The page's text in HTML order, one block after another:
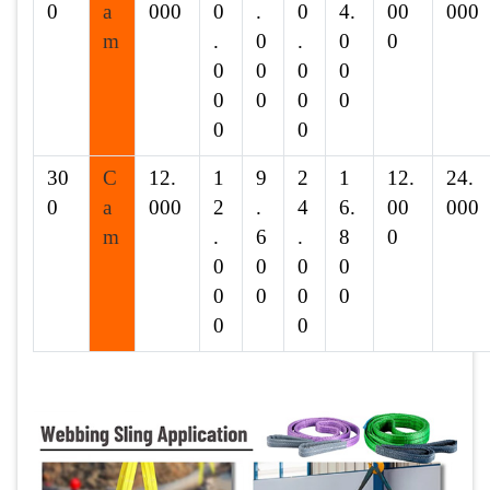
0
a
m
000
0
.
0
0
0
.
0
0
0
0
.
0
0
0
4.
0
0
0
00
0
000
30
0
C
a
m
12.
000
1
2
.
0
0
0
9
.
6
0
0
2
4
.
0
0
0
1
6.
8
0
0
12.
00
0
24.
000